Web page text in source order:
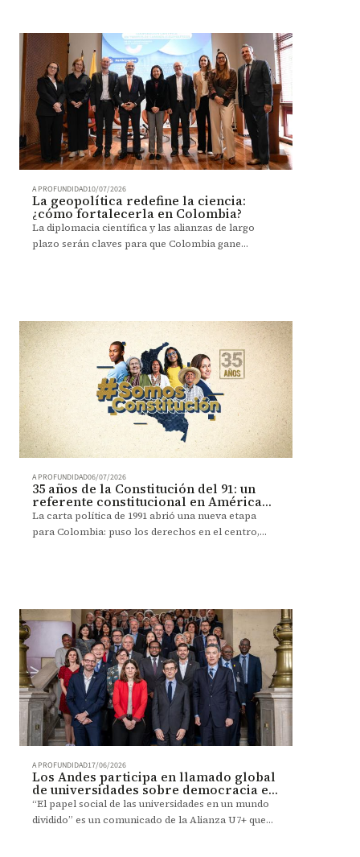
A PROFUNDIDAD10/07/2026
La geopolítica redefine la ciencia:
¿cómo fortalecerla en Colombia?
La diplomacia científica y las alianzas de largo
plazo serán claves para que Colombia gane
A PROFUNDIDAD06/07/2026
35 años de la Constitución del 91: un
referente constitucional en América
Latina.
La carta política de 1991 abrió una nueva etapa
para Colombia: puso los derechos en el centro,
A PROFUNDIDAD17/06/2026
Los Andes participa en llamado global
de universidades sobre democracia e
IA
“El papel social de las universidades en un mundo
dividido” es un comunicado de la Alianza U7+ que